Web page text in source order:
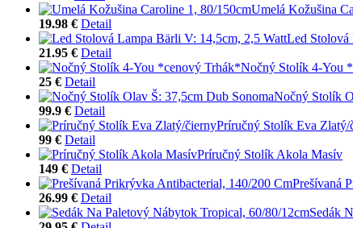
Umelá Kožušina
19.98 € Detail
Led Stolová
21.95 € Detail
Nočný Stolík 4-You
25 € Detail
Nočný Stolík
99.9 € Detail
Príručný Stolík Eva Zlatý/
99 € Detail
Príručný Stolík Akola Masív
149 € Detail
Prešívaná
26.99 € Detail
Sedák